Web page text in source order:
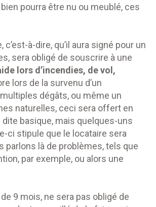
pourra être nu ou meublé, ces
à-dire, qu’il aura signé pour un
sera obligé de souscrire à une
lors d’incendies, de vol,
lors de la survenu d’un
dégâts, ou même un
naturelles, ceci sera offert en
basique, mais quelques-uns
ci stipule que le locataire sera
là de problèmes, tels que
par exemple, ou alors une
9 mois, ne sera pas obligé de